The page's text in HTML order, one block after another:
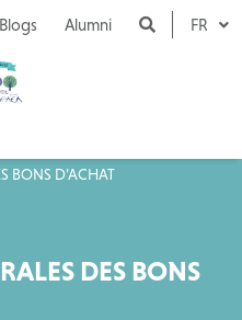
Blogs Alumni FR
BONS D’ACHAT
DES BONS